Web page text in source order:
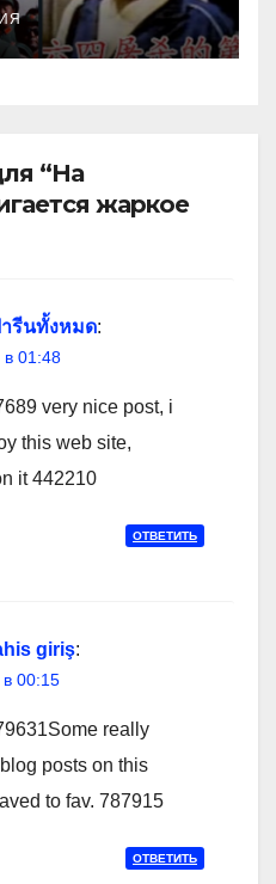
“На
жаркое
รีนทั้งหมด:
01:48
very nice post, i
this web site,
it 442210
ОТВЕТИТЬ
giriş:
00:15
really
posts on this
to fav. 787915
ОТВЕТИТЬ